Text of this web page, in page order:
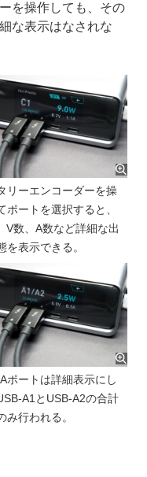
を操作しても、その
な表示はなされな
リーエンコーダーを操
ポートを選択すると、
V数、A数など詳細な出
を表示できる。
ポートは詳細表示にし
A1とUSB-A2の合計
み行われる。